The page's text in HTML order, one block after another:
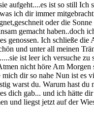
ist so still Ich
ich dir immer
oder die
gemacht haben..doch
genossen. Ich schließe
und unter all meinen
ist leer ich versuche
nicht höre Am
dir so nahe Nun ist es
warst du. Warum hast
dich gab... und ich hätte
und liegst jetzt auf der